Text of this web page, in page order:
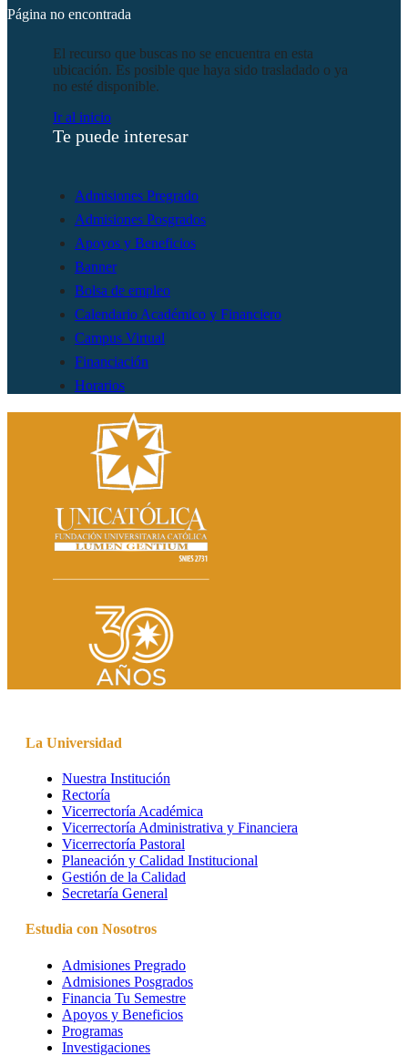
Página no encontrada
El recurso que buscas no se encuentra en esta
ubicación. Es posible que haya sido trasladado o ya
no esté disponible.
Ir al inicio
Te puede interesar
Admisiones Pregrado
Admisiones Posgrados
Apoyos y Beneficios
Banner
Bolsa de empleo
Calendario Académico y Financiero
Campus Virtual
Financiación
Horarios
La Universidad
Nuestra Institución
Rectoría
Vicerrectoría Académica
Vicerrectoría Administrativa y Financiera
Vicerrectoría Pastoral
Planeación y Calidad Institucional
Gestión de la Calidad
Secretaría General
Estudia con Nosotros
Admisiones Pregrado
Admisiones Posgrados
Financia Tu Semestre
Apoyos y Beneficios
Programas
Investigaciones